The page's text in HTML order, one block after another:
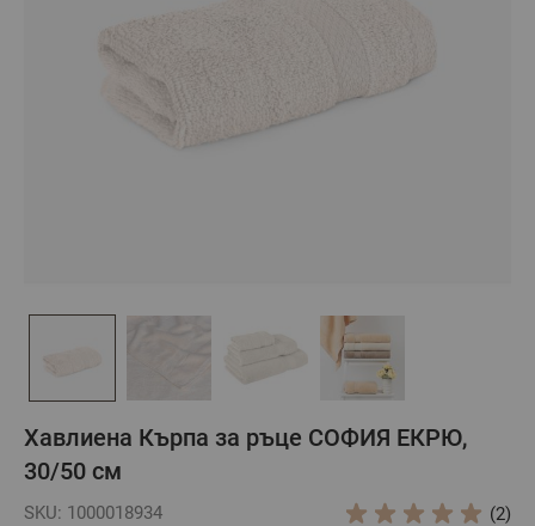
Хавлиена Кърпа за ръце СОФИЯ ЕКРЮ,
30/50 см
SKU: 1000018934 (2)